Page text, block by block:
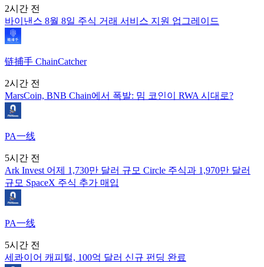
2시간 전
바이낸스 8월 8일 주식 거래 서비스 지원 업그레이드
链捕手 ChainCatcher
2시간 전
MarsCoin, BNB Chain에서 폭발: 밈 코인이 RWA 시대로?
PA一线
5시간 전
Ark Invest 어제 1,730만 달러 규모 Circle 주식과 1,970만 달러
규모 SpaceX 주식 추가 매입
PA一线
5시간 전
세콰이어 캐피털, 100억 달러 신규 펀딩 완료